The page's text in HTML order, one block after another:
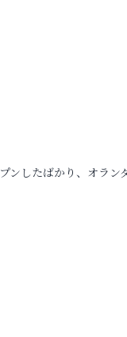
ンしたばかり、オラン